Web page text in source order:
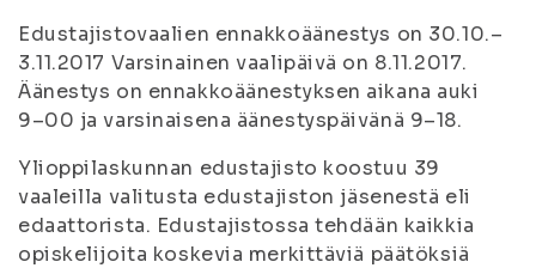
Edustajistovaalien ennakkoäänestys on 30.10.–
3.11.2017 Varsinainen vaalipäivä on 8.11.2017.
Äänestys on ennakkoäänestyksen aikana auki
9–00 ja varsinaisena äänestyspäivänä 9–18.
Ylioppilaskunnan edustajisto koostuu 39
vaaleilla valitusta edustajiston jäsenestä eli
edaattorista. Edustajistossa tehdään kaikkia
opiskelijoita koskevia merkittäviä päätöksiä